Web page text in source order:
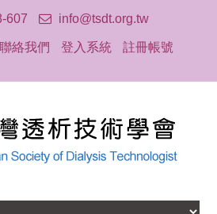
607 info@tsdt.org.tw
聯絡我們 登入系統 註冊帳號